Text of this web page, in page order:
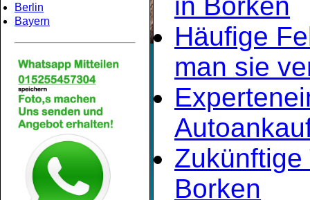
Berlin
Bayern
Häufige
man sie
Borken